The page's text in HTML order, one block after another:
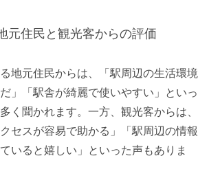
元住民と観光客からの評価
地元住民からは、「駅周辺の生活環境
」「駅舎が綺麗で使いやすい」といっ
く聞かれます。一方、観光客からは、
セスが容易で助かる」「駅周辺の情報
いると嬉しい」といった声もありま